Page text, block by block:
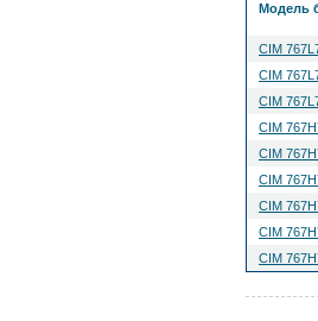
Модель
CIM
CIM
CIM
CIM
CIM
CIM
CIM
CIM
CIM